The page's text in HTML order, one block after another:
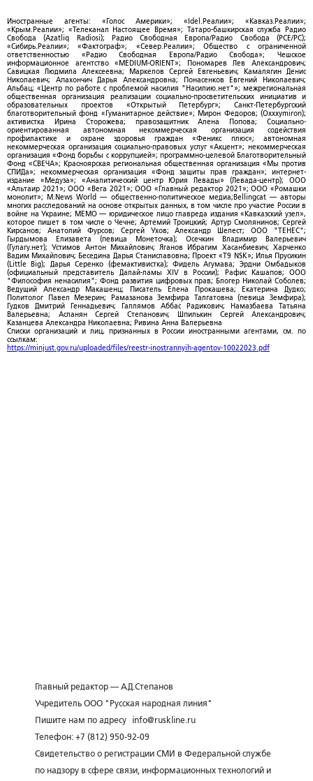
Иностранные агенты: «Голос Америки»; «Idel.Реалии»; «Кавказ.Реалии»;
«Крым.Реалии»; «Телеканал Настоящее Время»; Татаро-башкирская служба Радио
Свобода (Azatliq Radiosi); Радио Свободная Европа/Радио Свобода (PCE/PC);
«Сибирь.Реалии»; «Фактограф»; «Север.Реалии»; Общество с ограниченной
ответственностью «Радио Свободная Европа/Радио Свобода»; Чешское
информационное агентство «MEDIUM-ORIENT»; Пономарев Лев Александрович;
Савицкая Людмила Алексеевна; Маркелов Сергей Евгеньевич; Камалягин Денис
Николаевич; Апахончич Дарья Александровна; Понасенков Евгений Николаевич;
Альбац; «Центр по работе с проблемой насилия "Насилию.нет"»; межрегиональная
общественная организация реализации социально-просветительских инициатив и
образовательных проектов «Открытый Петербург»; Санкт-Петербургский
благотворительный фонд «Гуманитарное действие»; Мирон Федоров; (Oxxxymiron);
активистка Ирина Сторожева; правозащитник Алена Попова; Социально-
ориентированная автономная некоммерческая организация содействия
профилактике и охране здоровья граждан «Феникс плюс»; автономная
некоммерческая организация социально-правовых услуг «Акцент»; некоммерческая
организация «Фонд борьбы с коррупцией»; программно-целевой Благотворительный
Фонд «СВЕЧА»; Красноярская региональная общественная организация «Мы против
СПИДа»; некоммерческая организация «Фонд защиты прав граждан»; интернет-
издание «Медуза»; «Аналитический центр Юрия Левады» (Левада-центр); ООО
«Альтаир 2021»; ООО «Вега 2021»; ООО «Главный редактор 2021»; ООО «Ромашки
монолит»; M.News World — общественно-политическое медиа;Bellingcat — авторы
многих расследований на основе открытых данных, в том числе про участие России в
войне на Украине; МЕМО — юридическое лицо главреда издания «Кавказский узел»,
которое пишет в том числе о Чечне; Артемий Троицкий; Артур Смолянинов; Сергей
Кирсанов; Анатолий Фурсов; Сергей Ухов; Александр Шелест; ООО "ТЕНЕС";
Гырдымова Елизавета (певица Монеточка); Осечкин Владимир Валерьевич
(Гулагу.нет); Устимов Антон Михайлович; Яганов Ибрагим Хасанбиевич; Харченко
Вадим Михайлович; Беседина Дарья Станиславовна; Проект «T9 NSK»; Илья Прусикин
(Little Big); Дарья Серенко (фемактивистка); Фидель Агумава; Эрдни Омбадыков
(официальный представитель Далай-ламы XIV в России); Рафис Кашапов; ООО
"Философия ненасилия"; Фонд развития цифровых прав; Блогер Николай Соболев;
Ведущий Александр Макашенц; Писатель Елена Прокашева; Екатерина Дудко;
Политолог Павел Мезерин; Рамазанова Земфира Талгатовна (певица Земфира);
Гудков Дмитрий Геннадьевич; Галлямов Аббас Радикович; Намазбаева Татьяна
Валерьевна; Асланян Сергей Степанович; Шпилькин Сергей Александрович;
Казанцева Александра Николаевна; Ривина Анна Валерьевна
Списки организаций и лиц, признанных в России иностранными агентами, см. по
ссылкам:
https://minjust.gov.ru/uploaded/files/reestr-inostrannyih-agentov-10022023.pdf
Главный редактор — А.Д.Степанов
Учредитель ООО "Русская народная линия"
Пишите нам по адресу
info@ruskline.ru
Телефон: +7 (812) 950-92-09
Свидетельство о регистрации СМИ в Федеральной службе
по надзору в сфере связи, информационных технологий и